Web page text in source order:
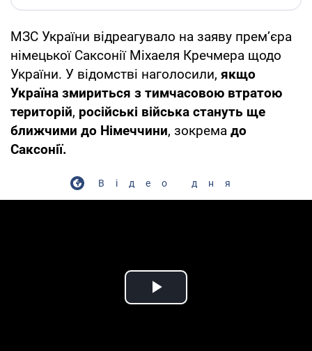
МЗС України відреагувало на заяву прем’єра
німецької Саксонії Міхаеля Кречмера щодо
України. У відомстві наголосили, якщо
Україна змириться з тимчасовою втратою
територій, російські війська стануть ще
ближчими до Німеччини, зокрема до
Саксонії.
Відео дня
Play Video